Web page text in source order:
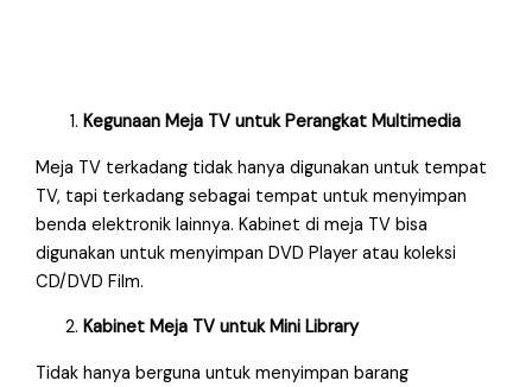
Kegunaan Meja TV untuk Perangkat Multimedia
Meja TV terkadang tidak hanya digunakan untuk tempat
TV, tapi terkadang sebagai tempat untuk menyimpan
benda elektronik lainnya. Kabinet di meja TV bisa
digunakan untuk menyimpan DVD Player atau koleksi
CD/DVD Film.
Kabinet Meja TV untuk Mini Library
Tidak hanya berguna untuk menyimpan barang